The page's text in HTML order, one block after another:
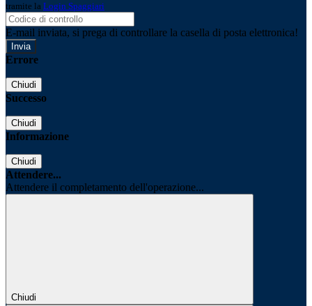
tramite la Login Spaggiari
E-mail inviata, si prega di controllare la casella di posta elettronica!
Errore
Chiudi
Successo
Chiudi
Informazione
Chiudi
Attendere...
Attendere il completamento dell'operazione...
Chiudi